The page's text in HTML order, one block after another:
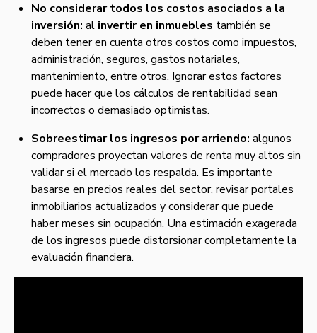
No considerar todos los costos asociados a la
inversión: al invertir en inmuebles también se
deben tener en cuenta otros costos como impuestos,
administración, seguros, gastos notariales,
mantenimiento, entre otros. Ignorar estos factores
puede hacer que los cálculos de rentabilidad sean
incorrectos o demasiado optimistas.
Sobreestimar los ingresos por arriendo: algunos
compradores proyectan valores de renta muy altos sin
validar si el mercado los respalda. Es importante
basarse en precios reales del sector, revisar portales
inmobiliarios actualizados y considerar que puede
haber meses sin ocupación. Una estimación exagerada
de los ingresos puede distorsionar completamente la
evaluación financiera.